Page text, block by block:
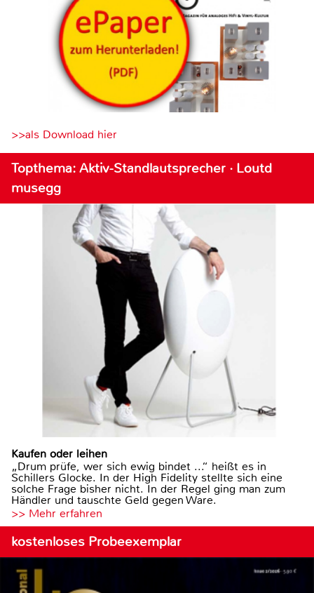
>>als Download hier
Topthema: Aktiv-Standlautsprecher · Loutd
musegg
Kaufen oder leihen
„Drum prüfe, wer sich ewig bindet ...“ heißt es in
Schillers Glocke. In der High Fidelity stellte sich eine
solche Frage bisher nicht. In der Regel ging man zum
Händler und tauschte Geld gegen Ware.
>> Mehr erfahren
kostenloses Probeexemplar